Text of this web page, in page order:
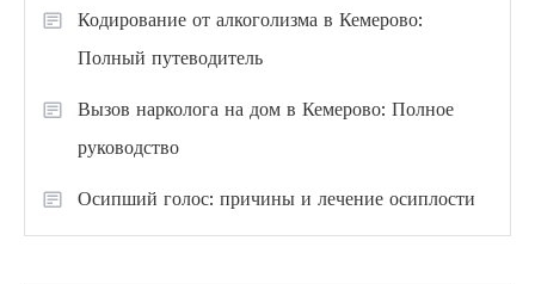
Кодирование от алкоголизма в Кемерово:
Полный путеводитель
Вызов нарколога на дом в Кемерово: Полное
руководство
Осипший голос: причины и лечение осиплости